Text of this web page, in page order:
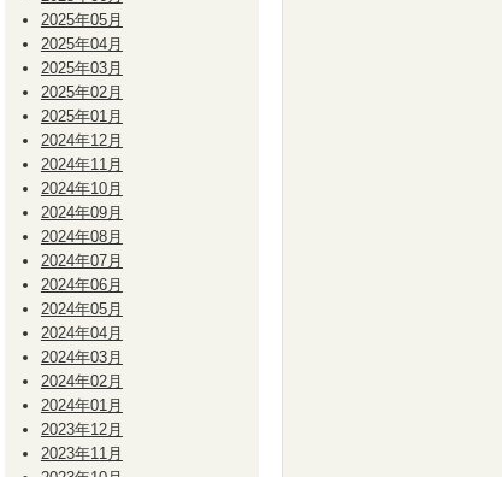
2025年05月
2025年04月
2025年03月
2025年02月
2025年01月
2024年12月
2024年11月
2024年10月
2024年09月
2024年08月
2024年07月
2024年06月
2024年05月
2024年04月
2024年03月
2024年02月
2024年01月
2023年12月
2023年11月